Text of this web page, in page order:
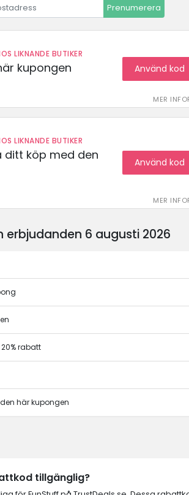
Prenumerera
LIKNANDE BUTIKER
kupongen
MER
Använd kod
LIKNANDE BUTIKER
ditt köp med den
MER
Använd kod
6 augusti 2026
rabatt
här kupongen
tillgänglig?